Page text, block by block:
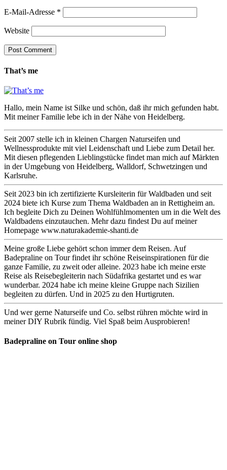
E-Mail-Adresse *
Website
That’s me
Hallo, mein Name ist Silke und schön, daß ihr mich gefunden habt.
Mit meiner Familie lebe ich in der Nähe von Heidelberg.
Seit 2007 stelle ich in kleinen Chargen Naturseifen und
Wellnessprodukte mit viel Leidenschaft und Liebe zum Detail her.
Mit diesen pflegenden Lieblingstücke findet man mich auf Märkten
in der Umgebung von Heidelberg, Walldorf, Schwetzingen und
Karlsruhe.
Seit 2023 bin ich zertifizierte Kursleiterin für Waldbaden und seit
2024 biete ich Kurse zum Thema Waldbaden an in Rettigheim an.
Ich begleite Dich zu Deinen Wohlfühlmomenten um in die Welt des
Waldbadens einzutauchen. Mehr dazu findest Du auf meiner
Homepage www.naturakademie-shanti.de
Meine große Liebe gehört schon immer dem Reisen. Auf
Badepraline on Tour findet ihr schöne Reiseinspirationen für die
ganze Familie, zu zweit oder alleine. 2023 habe ich meine erste
Reise als Reisebegleiterin nach Südafrika gestartet und es war
wunderbar. 2024 habe ich meine kleine Gruppe nach Sizilien
begleiten zu dürfen. Und in 2025 zu den Hurtigruten.
Und wer gerne Naturseife und Co. selbst rühren möchte wird in
meiner DIY Rubrik fündig. Viel Spaß beim Ausprobieren!
Badepraline on Tour online shop